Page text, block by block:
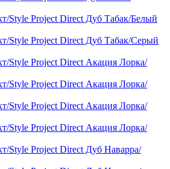
Style Project Direct Дуб Табак/Белый
Style Project Direct Дуб Табак/Серый
Style Project Direct Акация Лорка/
Style Project Direct Акация Лорка/
Style Project Direct Акация Лорка/
Style Project Direct Акация Лорка/
Style Project Direct Дуб Наварра/